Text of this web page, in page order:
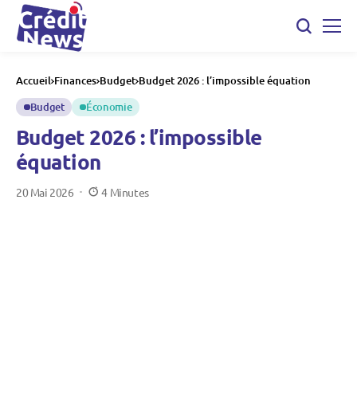
Accueil Finances Budget Budget 2026 : l’impossible équation
Budget
Économie
Budget 2026 : l’impossible
équation
20 Mai 2026 4 Minutes